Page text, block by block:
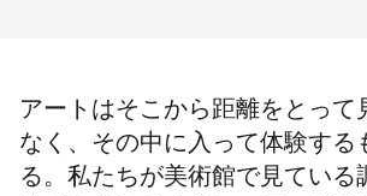
アートはそこから距離をとって
なく、その中に入って体験する
る。私たちが美術館で見ている